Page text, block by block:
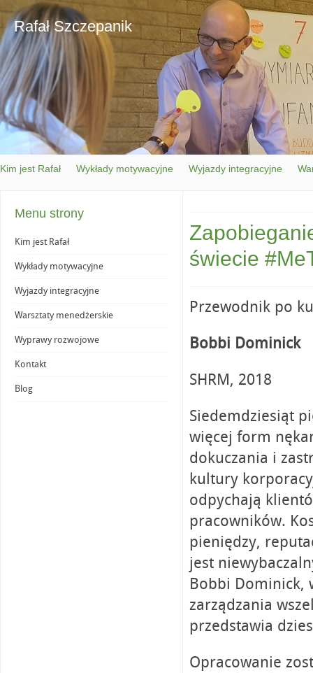
Rafał Szczepanik
Kim jest Rafał Wykłady motywacyjne Wyjazdy integracyjne
Menu strony
Kim jest Rafał
Wykłady motywacyjne
Wyjazdy integracyjne
Warsztaty menedżerskie
Wyprawy rozwojowe
Kontakt
Blog
świecie
Przewodnik po
Bobbi Dominick
SHRM, 2018
Siedemdziesiąt
więcej form
dokuczania i
kultury
odpychają
pracowników.
pieniędzy,
jest
Bobbi Dominick,
zarządzania
przedstawia
Opracowanie